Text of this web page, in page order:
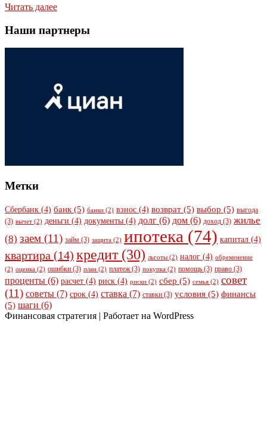
Читать далее
Наши партнеры
Метки
Сбербанк (4) банк (5) банки (2) взнос (4) возврат (5) выбор (5) выгода
(3) вычет (2) деньги (4) документы (4) долг (6) дом (6) доход (3) жилье
(8) заем (11) займ (3) защита (2) ипотека (74) капитал (4)
квартира (14) кредит(30) льготы (2) налог (4) обременение
(2) оценка (2) ошибки (3) план (2) платеж(3) покупка (2) помощь (3) право (3)
проценты (6) расчет (4) риск (4) риски (2) сбер (5) семья (2) совет
(11) советы (7) срок (4) ставка (7) ставки (3) условия (5) финансы
(5) шаги (6)
Финансовая стратегия | Работает на WordPress